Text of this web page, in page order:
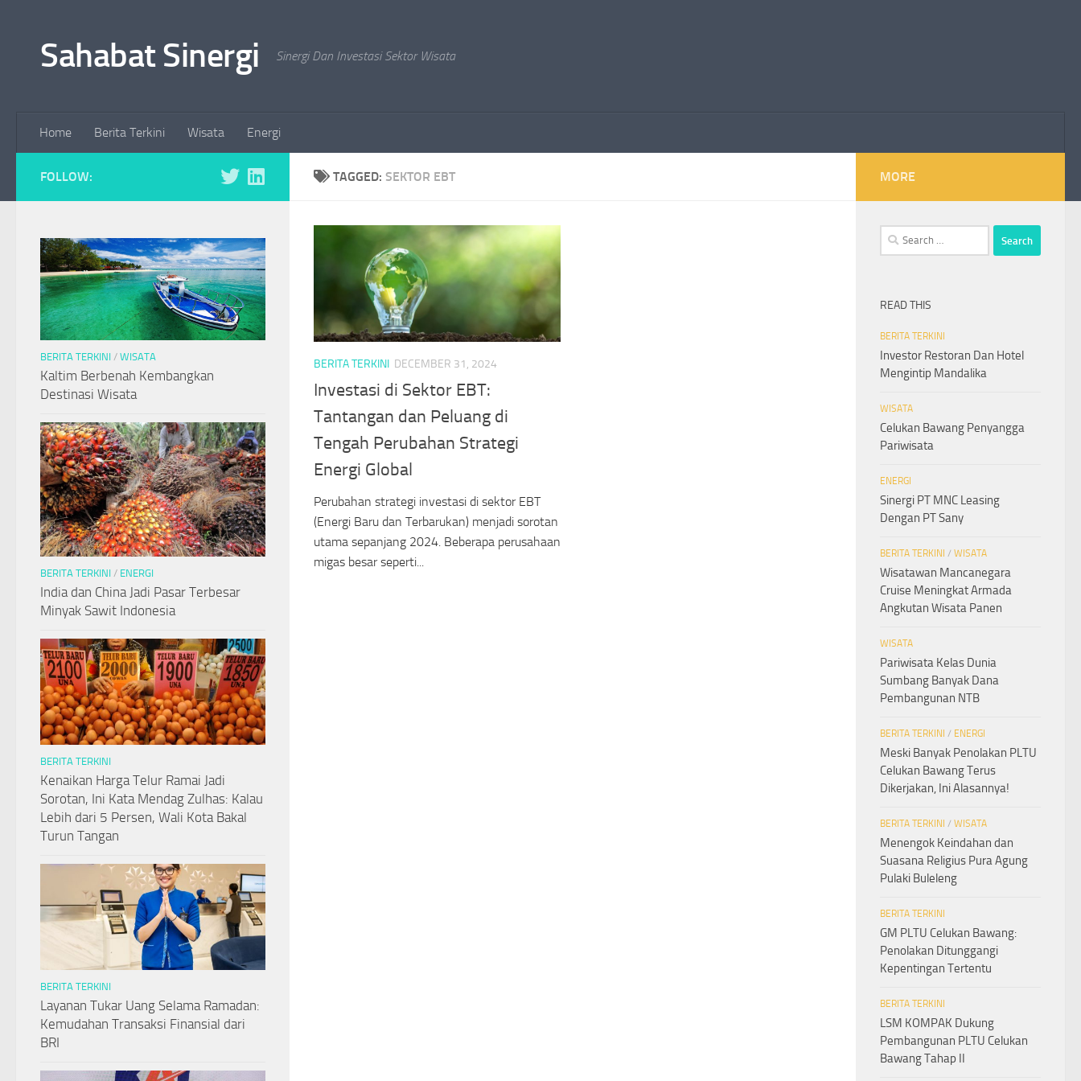
Sahabat Sinergi Sinergi Dan Investasi Sektor Wisata
Home Berita Terkini Wisata Energi
TAGGED: SEKTOR EBT
BERITA TERKINI DECEMBER 31, 2024
Investasi di Sektor EBT:
Tantangan dan Peluang di
Tengah Perubahan Strategi
Energi Global
Perubahan strategi investasi di sektor EBT
(Energi Baru dan Terbarukan) menjadi sorotan
utama sepanjang 2024. Beberapa perusahaan
migas besar seperti...
FOLLOW:
BERITA TERKINI / WISATA
Kaltim Berbenah Kembangkan
Destinasi Wisata
BERITA TERKINI / ENERGI
India dan China Jadi Pasar Terbesar
Minyak Sawit Indonesia
BERITA TERKINI
Kenaikan Harga Telur Ramai Jadi
Sorotan, Ini Kata Mendag Zulhas: Kalau
Lebih dari 5 Persen, Wali Kota Bakal
Turun Tangan
BERITA TERKINI
Layanan Tukar Uang Selama Ramadan:
Kemudahan Transaksi Finansial dari
BRI
MORE
Search
for:
READ THIS
BERITA TERKINI
Investor Restoran Dan Hotel
Mengintip Mandalika
WISATA
Celukan Bawang Penyangga
Pariwisata
ENERGI
Sinergi PT MNC Leasing
Dengan PT Sany
BERITA TERKINI / WISATA
Wisatawan Mancanegara
Cruise Meningkat Armada
Angkutan Wisata Panen
WISATA
Pariwisata Kelas Dunia
Sumbang Banyak Dana
Pembangunan NTB
BERITA TERKINI / ENERGI
Meski Banyak Penolakan PLTU
Celukan Bawang Terus
Dikerjakan, Ini Alasannya!
BERITA TERKINI / WISATA
Menengok Keindahan dan
Suasana Religius Pura Agung
Pulaki Buleleng
BERITA TERKINI
GM PLTU Celukan Bawang:
Penolakan Ditunggangi
Kepentingan Tertentu
BERITA TERKINI
LSM KOMPAK Dukung
Pembangunan PLTU Celukan
Bawang Tahap II